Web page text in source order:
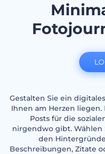
Gestalten Sie ein
Ihnen am Herzen
Posts für die
nirgendwo gibt. Wählen
den
Beschreibungen, Zitate